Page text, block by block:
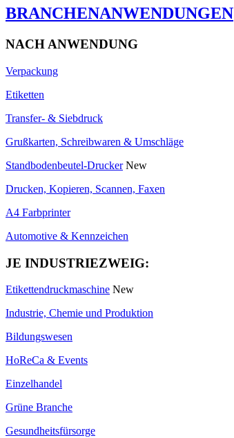
BRANCHENANWENDUNGEN
NACH ANWENDUNG
Verpackung
Etiketten
Transfer- & Siebdruck
Grußkarten, Schreibwaren & Umschläge
Standbodenbeutel-Drucker New
Drucken, Kopieren, Scannen, Faxen
A4 Farbprinter
Automotive & Kennzeichen
JE INDUSTRIEZWEIG:
Etikettendruckmaschine New
Industrie, Chemie und Produktion
Bildungswesen
HoReCa & Events
Einzelhandel
Grüne Branche
Gesundheitsfürsorge